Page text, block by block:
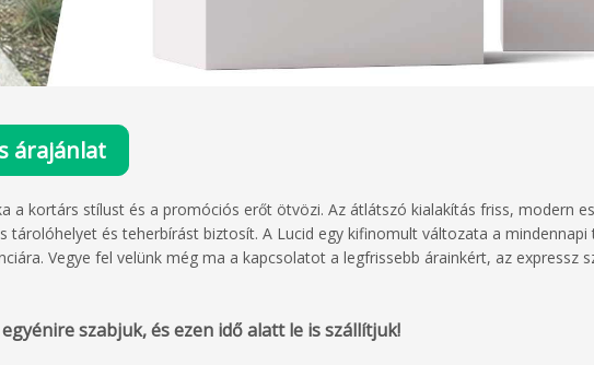
árajánlat
a kortárs stílust és a promóciós erőt ötvözi. Az átlátszó kialakítás friss, modern
tárolóhelyet és teherbírást biztosít. A Lucid egy kifinomult változata a
Vegye fel velünk még ma a kapcsolatot a legfrissebb árainkért, az expressz
szabjuk, és ezen idő alatt le is szállítjuk!